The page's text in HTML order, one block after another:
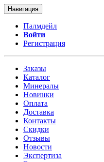
Навигация
Палмдейл
Войти
Регистрация
Заказы
Каталог
Минералы
Новинки
Оплата
Доставка
Контакты
Скидки
Отзывы
Новости
Экспертиза